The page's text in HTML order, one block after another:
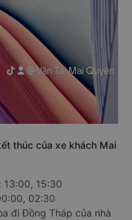
thúc của xe khách Mai
13:00, 15:30
02:30
đi Đồng Tháp của nhà